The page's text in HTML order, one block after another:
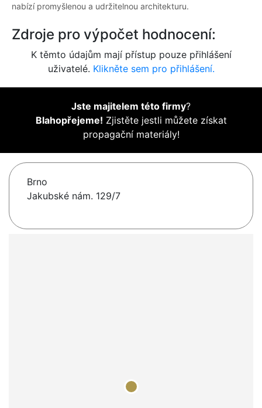
nabízí promyšlenou a udržitelnou architekturu.
Zdroje pro výpočet hodnocení:
K těmto údajům mají přístup pouze přihlášení
uživatelé. Klikněte sem pro přihlášení.
Jste majitelem této firmy?
Blahopřejeme! Zjistěte jestli můžete získat
propagační materiály!
Brno
Jakubské nám. 129/7